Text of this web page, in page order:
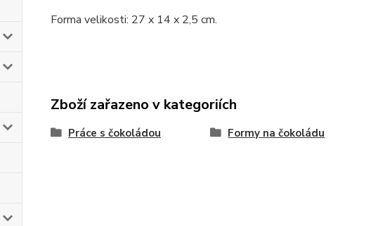
Forma velikosti: 27 x 14 x 2,5 cm.
Zboží zařazeno v kategoriích
Práce s čokoládou Formy na čokoládu